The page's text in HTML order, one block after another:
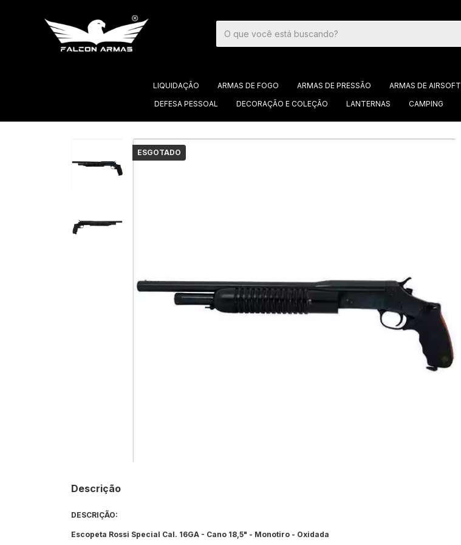
LIQUIDAÇÃO ARMAS DE FOGO ARMAS DE PRESSÃO ARMAS DE AIRSOFT
DEFESA PESSOAL
DECORAÇÃO E COLEÇÃO LANTERNAS CAMPING
ESGOTADO
Descrição
DESCRIÇÃO:
Escopeta Rossi Special Cal. 16GA - Cano 18,5" - Monotiro - Oxidada